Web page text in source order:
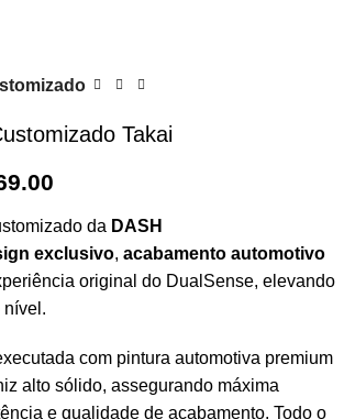
Takai
da DASH
exclusivo, acabamento automotivo
original do DualSense, elevando
nível.
com pintura automotiva premium
alto sólido, assegurando máxima
e qualidade de acabamento. Todo o